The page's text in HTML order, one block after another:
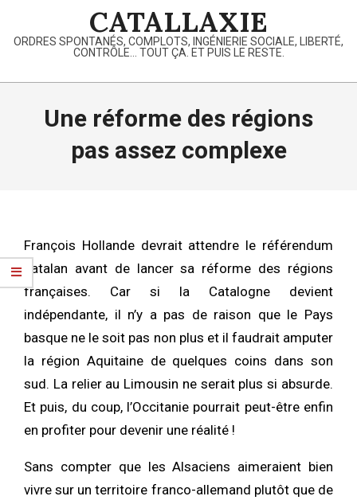
content
CATALLAXIE
ORDRES SPONTANÉS, COMPLOTS, INGÉNIERIE SOCIALE, LIBERTÉ,
CONTRÔLE… TOUT ÇA. ET PUIS LE RESTE.
Primary
Une réforme des régions
pas assez complexe
François Hollande devrait attendre le référendum
catalan avant de lancer sa réforme des régions
françaises. Car si la Catalogne devient
indépendante, il n’y a pas de raison que le Pays
basque ne le soit pas non plus et il faudrait amputer
la région Aquitaine de quelques coins dans son
sud. La relier au Limousin ne serait plus si absurde.
Et puis, du coup, l’Occitanie pourrait peut-être enfin
en profiter pour devenir une réalité !
Sans compter que les Alsaciens aimeraient bien
vivre sur un territoire franco-allemand plutôt que de